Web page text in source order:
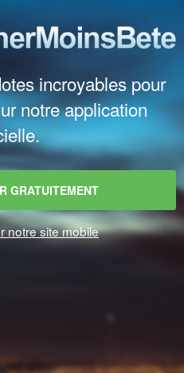
incroyables pour
notre application
GRATUITEMENT
notre site mobile